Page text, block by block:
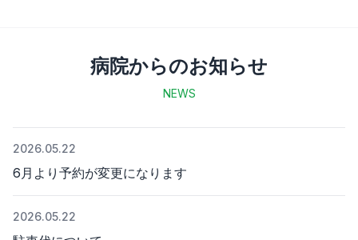
病院からのお知らせ
NEWS
2026.05.22
6月より予約が変更になります
2026.05.22